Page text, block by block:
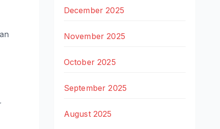
December 2025
November 2025
October 2025
September 2025
August 2025